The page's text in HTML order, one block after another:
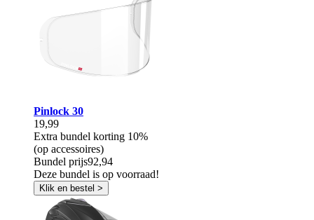
Pinlock 30
19,99
Extra bundel korting 10%
(op accessoires)
Bundel prijs92,94
Deze bundel is op voorraad!
Klik en bestel >